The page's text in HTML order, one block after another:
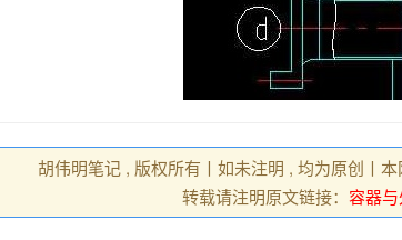
胡伟明笔记 , 版权所有丨如未注明 , 均为原创丨
转载请注明原文链接： 容器